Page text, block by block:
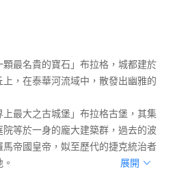
顆最名貴的寶石」布拉格，城都建於
上，在泰華河流域中，散發出幽雅的
上最大之古城堡」布拉格古堡，其集
院等於一身的龐大建築群，過去的波
馬帝國皇帝，姒至歷代的捷克統治者
展開